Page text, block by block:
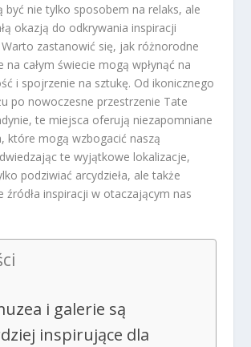
być nie tylko sposobem na relaks, ale
okazją do odkrywania inspiracji
zastanowić się, jak różnorodne
na całym świecie mogą wpłynąć na
i spojrzenie na sztukę. Od ikonicznego
po nowoczesne przestrzenie Tate
te miejsca oferują niezapomniane
które mogą wzbogacić naszą
te wyjątkowe lokalizacje,
podziwiać arcydzieła, ale także
źródła inspiracji w otaczającym nas
i galerie są
inspirujące dla